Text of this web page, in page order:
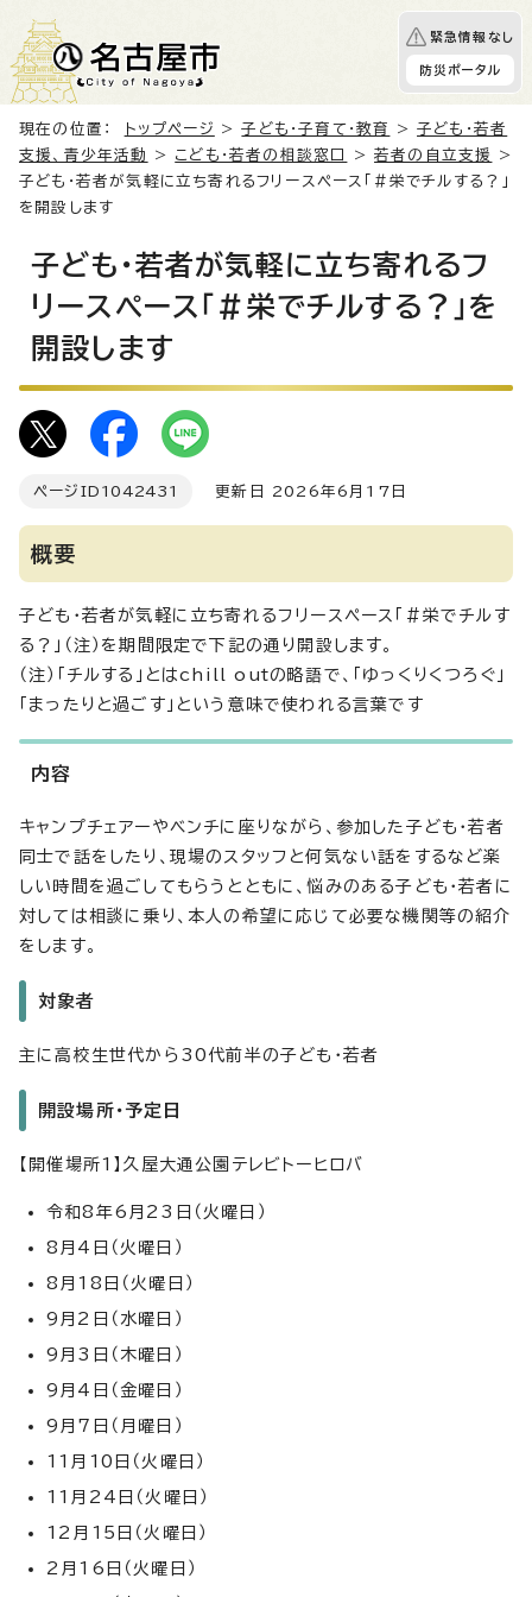
緊急情報なし
防災ポータル
現在の位置： トップページ >子ども・子育て・教育 >子ども・若者
支援、青少年活動
> こども・若者の相談窓口 >若者の自立支援
>
子ども・若者が気軽に立ち寄れるフリースペース「＃栄でチルする？」
を開設します
子ども・若者が気軽に立ち寄れるフ
リースペース「＃栄でチルする？」を
開設します
ページID 1042431 更新日 2026年6月17日
概要
子ども・若者が気軽に立ち寄れるフリースペース「＃栄でチルす
る？」（注）を期間限定で下記の通り開設します。
（注）「チルする」とはchill outの略語で、「ゆっくりくつろぐ」
「まったりと過ごす」という意味で使われる言葉です
内容
キャンプチェアーやベンチに座りながら、参加した子ども・若者
同士で話をしたり、現場のスタッフと何気ない話をするなど楽
しい時間を過ごしてもらうとともに、悩みのある子ども・若者に
対しては相談に乗り、本人の希望に応じて必要な機関等の紹介
をします。
対象者
主に高校生世代から30代前半の子ども・若者
開設場所・予定日
【開催場所1】久屋大通公園テレビトーヒロバ
令和8年6月23日（火曜日）
8月4日（火曜日）
8月18日（火曜日）
9月2日（水曜日）
9月3日（木曜日）
9月4日（金曜日）
9月7日（月曜日）
11月10日（火曜日）
11月24日（火曜日）
12月15日（火曜日）
2月16日（火曜日）